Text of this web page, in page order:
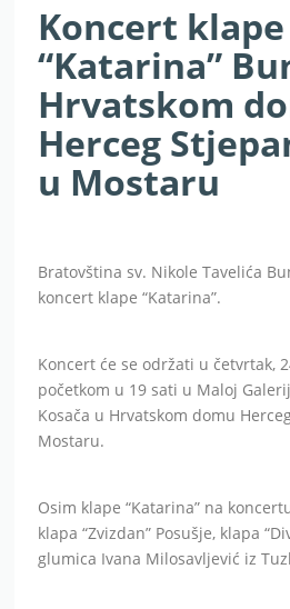
Koncert klape
“Katarina”
Hrvatskom
Herceg
u Mostaru
Bratovština sv. Nikole Tavelića
koncert klape “Katarina”.
Koncert će se održati u četvrtak,
početkom u 19 sati u Maloj
Kosača u Hrvatskom domu
Mostaru.
Osim klape “Katarina” na
klapa “Zvizdan” Posušje, klapa
glumica Ivana Milosavljević iz